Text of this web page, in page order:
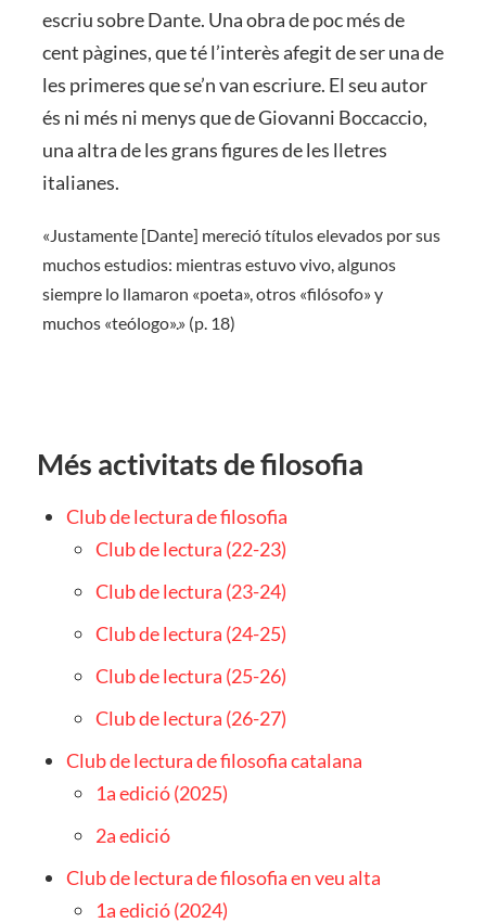
escriu sobre Dante. Una obra de poc més de
cent pàgines, que té l’interès afegit de ser una de
les primeres que se’n van escriure. El seu autor
és ni més ni menys que de Giovanni Boccaccio,
una altra de les grans figures de les lletres
italianes.
«Justamente [Dante] mereció títulos elevados por sus
muchos estudios: mientras estuvo vivo, algunos
siempre lo llamaron «poeta», otros «filósofo» y
muchos «teólogo».» (p. 18)
Més activitats de filosofia
Club de lectura de filosofia
Club de lectura (22-23)
Club de lectura (23-24)
Club de lectura (24-25)
Club de lectura (25-26)
Club de lectura (26-27)
Club de lectura de filosofia catalana
1a edició (2025)
2a edició
Club de lectura de filosofia en veu alta
1a edició (2024)